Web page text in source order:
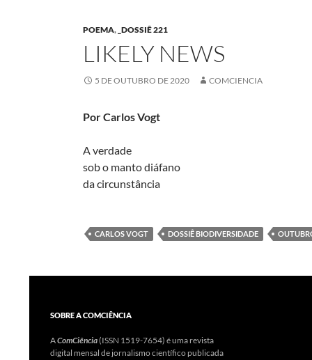
POEMA, _DOSSIÊ 221
LIKELY NEWS
5 DE OUTUBRO DE 2020 COMCIENCIA
Por Carlos Vogt
A verdade
sob o manto diáfano
da circunstância
CARLOS VOGT DOSSIÊ BIODIVERSIDADE
SOBRE A COMCIÊNCIA
AComCiência(ISSN 1519-7654) é uma revista
digital mensal de jornalismo científico publicada